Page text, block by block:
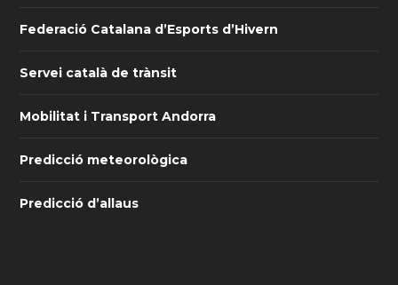
Federació Catalana d’Esports d’Hivern
Servei català de trànsit
Mobilitat i Transport Andorra
Predicció meteorològica
Predicció d’allaus